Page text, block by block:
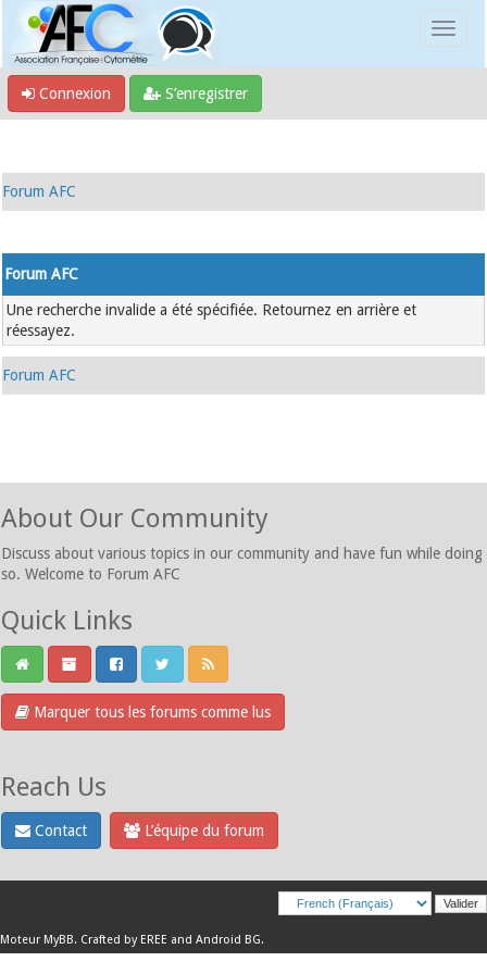
Connexion S’enregistrer
Forum AFC
Forum AFC
Une recherche invalide a été spécifiée. Retournez en arrière et
réessayez.
Forum AFC
About Our Community
Discuss about various topics in our community and have fun while doing
so. Welcome to Forum AFC
Quick Links
Marquer tous les forums comme lus
Reach Us
Contact L’équipe du forum
Moteur MyBB. Crafted by EREE and Android BG.